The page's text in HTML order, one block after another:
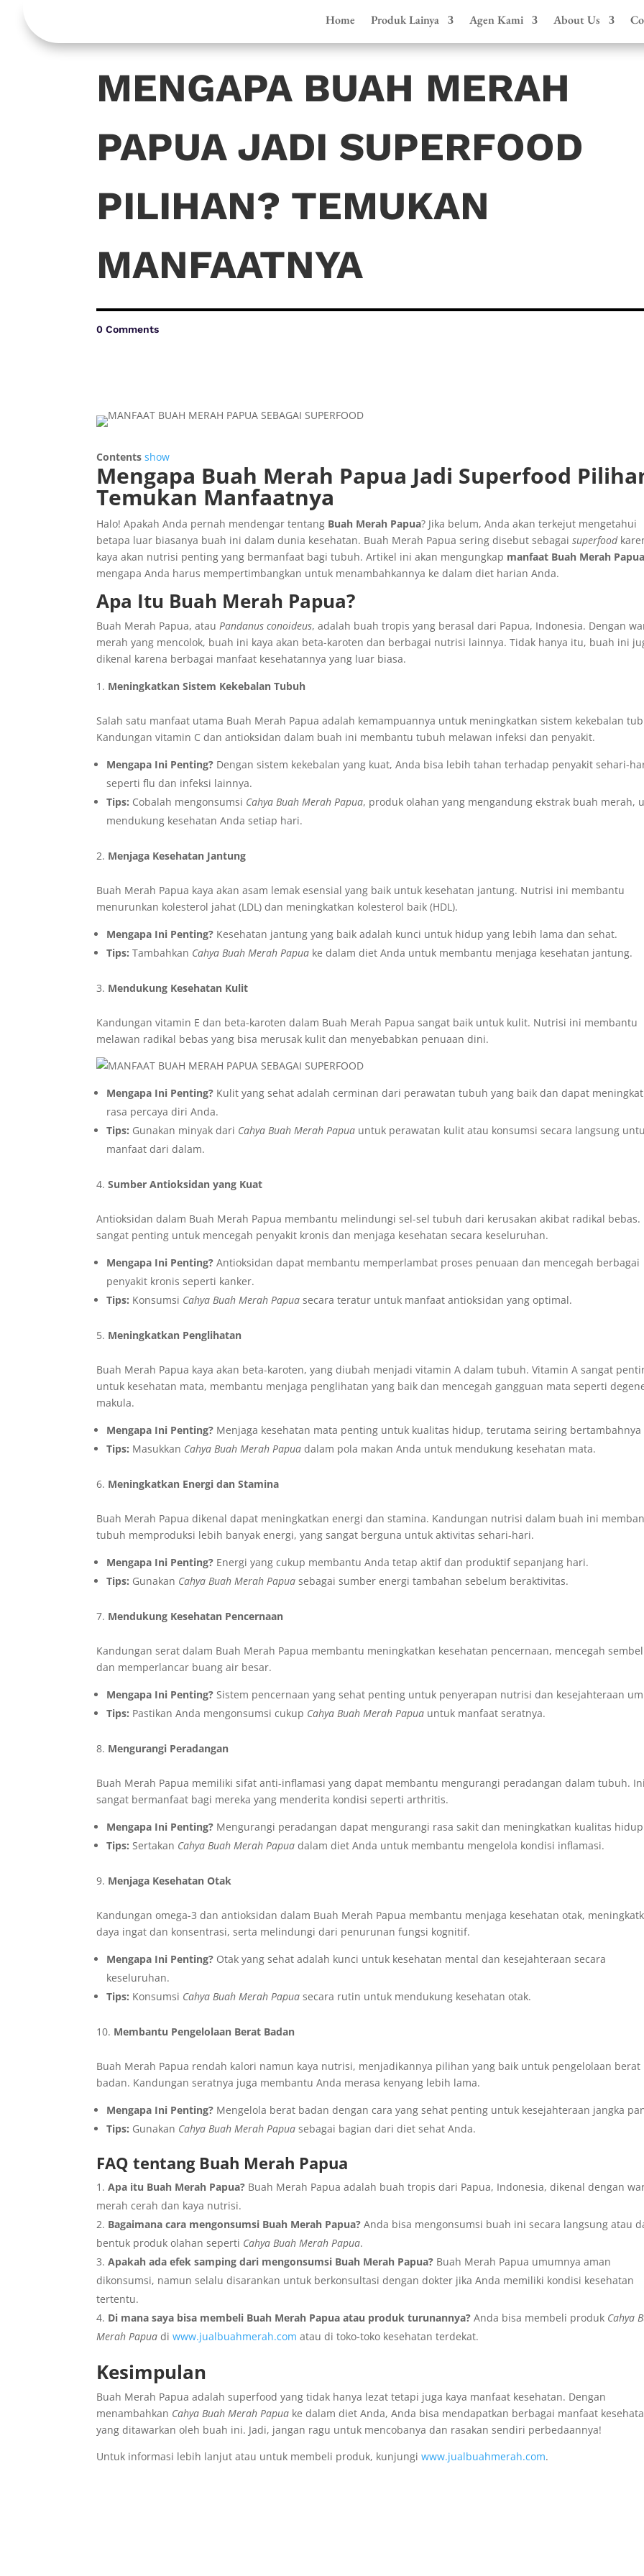
Home Produk Lainya Agen Kami About Us
MENGAPA BUAH MERAH
PAPUA JADI SUPERFOOD
PILIHAN? TEMUKAN
MANFAATNYA
0 Comments
Contents show
Mengapa Buah Merah Papua Jadi Superfood
Temukan Manfaatnya
Halo! Apakah Anda pernah mendengar tentang Buah Merah Papua? Jika belum, Anda akan terkejut mengetahui
betapa luar biasanya buah ini dalam dunia kesehatan. Buah Merah Papua sering disebut sebagaisuperfood
kaya akan nutrisi penting yang bermanfaat bagi tubuh. Artikel ini akan mengungkap manfaat Buah Merah Papua
mengapa Anda harus mempertimbangkan untuk menambahkannya ke dalam diet harian Anda.
Apa Itu Buah Merah Papua?
Buah Merah Papua, atauPandanus conoideus, adalah buah tropis yang berasal dari Papua, Indonesia. Dengan
merah yang mencolok, buah ini kaya akan beta-karoten dan berbagai nutrisi lainnya. Tidak hanya itu, buah ini
dikenal karena berbagai manfaat kesehatannya yang luar biasa.
Meningkatkan Sistem Kekebalan Tubuh
Salah satu manfaat utama Buah Merah Papua adalah kemampuannya untuk meningkatkan sistem kekebalan
Kandungan vitamin C dan antioksidan dalam buah ini membantu tubuh melawan infeksi dan penyakit.
Mengapa Ini Penting? Dengan sistem kekebalan yang kuat, Anda bisa lebih tahan terhadap penyakit sehari-
seperti flu dan infeksi lainnya.
Tips: Cobalah mengonsumsi Cahya Buah Merah Papua, produk olahan yang mengandung ekstrak buah merah,
mendukung kesehatan Anda setiap hari.
Menjaga Kesehatan Jantung
Buah Merah Papua kaya akan asam lemak esensial yang baik untuk kesehatan jantung. Nutrisi ini membantu
menurunkan kolesterol jahat (LDL) dan meningkatkan kolesterol baik (HDL).
Mengapa Ini Penting? Kesehatan jantung yang baik adalah kunci untuk hidup yang lebih lama dan sehat.
Tips: Tambahkan Cahya Buah Merah Papua ke dalam diet Anda untuk membantu menjaga kesehatan jantung.
Mendukung Kesehatan Kulit
Kandungan vitamin E dan beta-karoten dalam Buah Merah Papua sangat baik untuk kulit. Nutrisi ini membantu
melawan radikal bebas yang bisa merusak kulit dan menyebabkan penuaan dini.
Mengapa Ini Penting? Kulit yang sehat adalah cerminan dari perawatan tubuh yang baik dan dapat
rasa percaya diri Anda.
Tips: Gunakan minyak dari Cahya Buah Merah Papua untuk perawatan kulit atau konsumsi secara langsung
manfaat dari dalam.
Sumber Antioksidan yang Kuat
Antioksidan dalam Buah Merah Papua membantu melindungi sel-sel tubuh dari kerusakan akibat radikal bebas.
sangat penting untuk mencegah penyakit kronis dan menjaga kesehatan secara keseluruhan.
Mengapa Ini Penting? Antioksidan dapat membantu memperlambat proses penuaan dan mencegah berbagai
penyakit kronis seperti kanker.
Tips: Konsumsi Cahya Buah Merah Papua secara teratur untuk manfaat antioksidan yang optimal.
Meningkatkan Penglihatan
Buah Merah Papua kaya akan beta-karoten, yang diubah menjadi vitamin A dalam tubuh. Vitamin A sangat
untuk kesehatan mata, membantu menjaga penglihatan yang baik dan mencegah gangguan mata seperti
makula.
Mengapa Ini Penting? Menjaga kesehatan mata penting untuk kualitas hidup, terutama seiring bertambahnya
Tips: Masukkan Cahya Buah Merah Papua dalam pola makan Anda untuk mendukung kesehatan mata.
Meningkatkan Energi dan Stamina
Buah Merah Papua dikenal dapat meningkatkan energi dan stamina. Kandungan nutrisi dalam buah ini
tubuh memproduksi lebih banyak energi, yang sangat berguna untuk aktivitas sehari-hari.
Mengapa Ini Penting? Energi yang cukup membantu Anda tetap aktif dan produktif sepanjang hari.
Tips: Gunakan Cahya Buah Merah Papua sebagai sumber energi tambahan sebelum beraktivitas.
Mendukung Kesehatan Pencernaan
Kandungan serat dalam Buah Merah Papua membantu meningkatkan kesehatan pencernaan, mencegah
dan memperlancar buang air besar.
Mengapa Ini Penting? Sistem pencernaan yang sehat penting untuk penyerapan nutrisi dan kesejahteraan
Tips: Pastikan Anda mengonsumsi cukup Cahya Buah Merah Papua untuk manfaat seratnya.
Mengurangi Peradangan
Buah Merah Papua memiliki sifat anti-inflamasi yang dapat membantu mengurangi peradangan dalam tubuh. Ini
sangat bermanfaat bagi mereka yang menderita kondisi seperti arthritis.
Mengapa Ini Penting? Mengurangi peradangan dapat mengurangi rasa sakit dan meningkatkan kualitas
Tips: Sertakan Cahya Buah Merah Papua dalam diet Anda untuk membantu mengelola kondisi inflamasi.
Menjaga Kesehatan Otak
Kandungan omega-3 dan antioksidan dalam Buah Merah Papua membantu menjaga kesehatan otak,
daya ingat dan konsentrasi, serta melindungi dari penurunan fungsi kognitif.
Mengapa Ini Penting? Otak yang sehat adalah kunci untuk kesehatan mental dan kesejahteraan secara
keseluruhan.
Tips: Konsumsi Cahya Buah Merah Papua secara rutin untuk mendukung kesehatan otak.
Membantu Pengelolaan Berat Badan
Buah Merah Papua rendah kalori namun kaya nutrisi, menjadikannya pilihan yang baik untuk pengelolaan berat
badan. Kandungan seratnya juga membantu Anda merasa kenyang lebih lama.
Mengapa Ini Penting? Mengelola berat badan dengan cara yang sehat penting untuk kesejahteraan jangka
Tips: Gunakan Cahya Buah Merah Papua sebagai bagian dari diet sehat Anda.
FAQ tentang Buah Merah Papua
Apa itu Buah Merah Papua? Buah Merah Papua adalah buah tropis dari Papua, Indonesia, dikenal dengan
merah cerah dan kaya nutrisi.
Bagaimana cara mengonsumsi Buah Merah Papua? Anda bisa mengonsumsi buah ini secara langsung atau
bentuk produk olahan seperti Cahya Buah Merah Papua.
Apakah ada efek samping dari mengonsumsi Buah Merah Papua? Buah Merah Papua umumnya aman
dikonsumsi, namun selalu disarankan untuk berkonsultasi dengan dokter jika Anda memiliki kondisi kesehatan
tertentu.
Di mana saya bisa membeli Buah Merah Papua atau produk turunannya? Anda bisa membeli produk Cahya
Merah Papua diwww.jualbuahmerah.com atau di toko-toko kesehatan terdekat.
Kesimpulan
Buah Merah Papua adalah superfood yang tidak hanya lezat tetapi juga kaya manfaat kesehatan. Dengan
menambahkan Cahya Buah Merah Papua ke dalam diet Anda, Anda bisa mendapatkan berbagai manfaat
yang ditawarkan oleh buah ini. Jadi, jangan ragu untuk mencobanya dan rasakan sendiri perbedaannya!
Untuk informasi lebih lanjut atau untuk membeli produk, kunjungiwww.jualbuahmerah.com.